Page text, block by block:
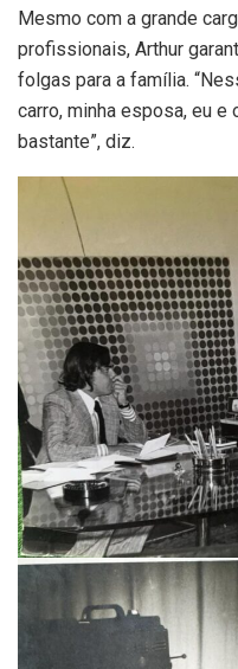
Mesmo com a grande
profissionais, Arthur
folgas para a família.
carro, minha esposa, eu
bastante”, diz.